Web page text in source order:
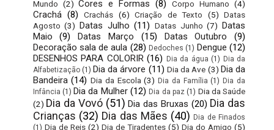
Mundo (2) Cores e Formas (8) Corpo Humano (4)
Crachá (8) Crachás (6) Criação de Texto (5) Datas
Agosto (3) Datas Julho (11) Datas Junho (7)
Datas
Maio
(9) Datas Março (15) Datas Outubro
(9)
Decoração sala de aula (28) Dedoches (1) Dengue (12)
DESENHOS PARA COLORIR (16) Dia da água (1) Dia da
Alfabetização (1) Dia da árvore (11) Dia da Ave (3) Dia da
Bandeira (14) Dia da Escola (3) Dia da Família (1) Dia da
Infância (1) Dia da Mulher (12) Dia da paz (1) Dia da Saúde
(2) Dia da Vovó (51) Dia das Bruxas (20) Dia das
Crianças (32) Dia das Mães (40) Dia de Finados
(1) Dia de Reis (2) Dia de Tiradentes (5) Dia do Amigo (5)